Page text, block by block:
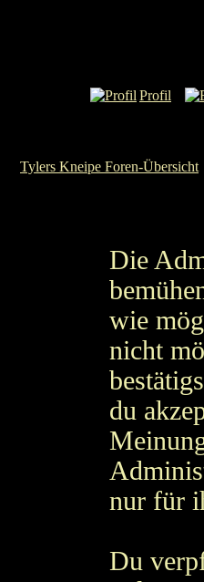
Profil
Tylers Kneipe Foren-Übersicht
Die
wie
nicht
du
nur für
Du